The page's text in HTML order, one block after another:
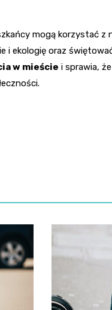
mogą korzystać
ekologię oraz
w mieście i sprawia,